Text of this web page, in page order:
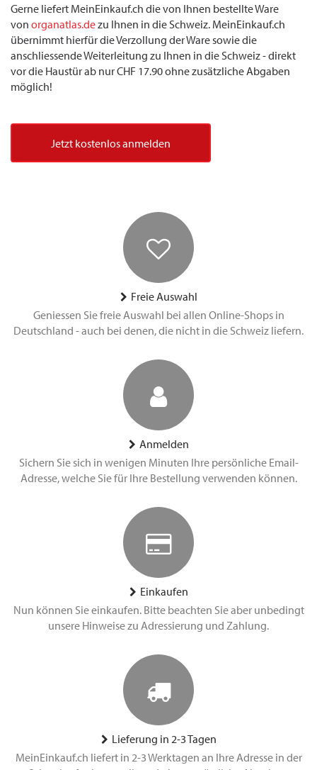
Gerne liefert MeinEinkauf.ch die von Ihnen bestellte Ware
von organatlas.dezu Ihnen in die Schweiz. MeinEinkauf.ch
übernimmt hierfür die Verzollung der Ware sowie die
anschliessende Weiterleitung zu Ihnen in die Schweiz - direkt
vor die Haustür ab nur CHF 17.90 ohne zusätzliche Abgaben
möglich!
Jetzt kostenlos anmelden
Freie Auswahl
Geniessen Sie freie Auswahl bei allen Online-Shops in
Deutschland - auch bei denen, die nicht in die Schweiz liefern.
Anmelden
Sichern Sie sich in wenigen Minuten Ihre persönliche Email-
Adresse, welche Sie für Ihre Bestellung verwenden können.
Einkaufen
Nun können Sie einkaufen. Bitte beachten Sie aber unbedingt
unsere Hinweise zu Adressierung und Zahlung.
Lieferung in 2-3 Tagen
MeinEinkauf.ch liefert in 2-3 Werktagen an Ihre Adresse in der